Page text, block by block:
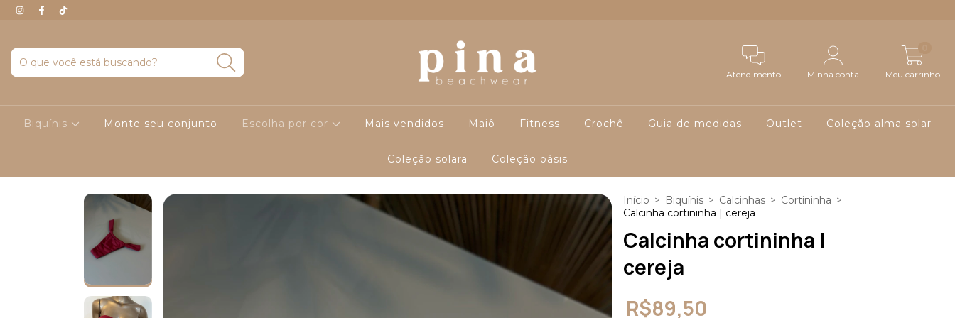
Atendimento Minha conta Meu carrinho
Biquínis Monte seu conjunto Escolha por cor Mais vendidos Maiô Fitness Crochê Guia de medidas Outlet Coleção alma solar
Coleção solara Coleção oásis
Início > Biquínis > Calcinhas > Cortininha >
Calcinha cortininha | cereja
Calcinha cortininha |
cereja
R$89,50